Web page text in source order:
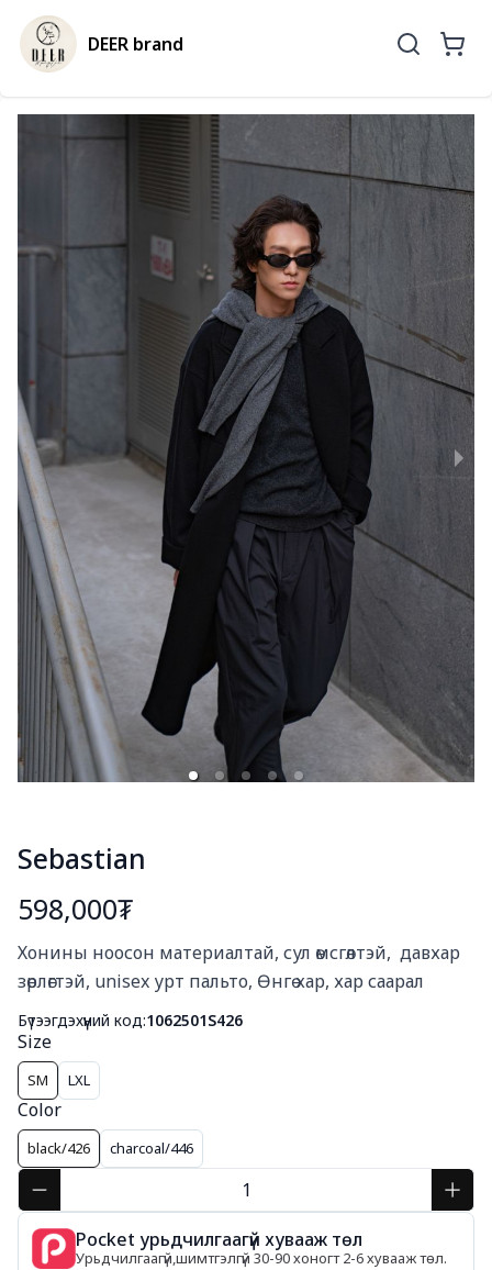
DEER brand
Sebastian
598,000₮
Хонины ноосон материалтай, сул өмсгөлтэй,  давхар
зөрлөгтэй, unisex урт пальто, Өнгө хар, хар саарал
Бүтээгдэхүүний код:1062501S426
Size
SM LXL
Color
black/426 charcoal/446
Pocket урьдчилгаагүй хувааж төл
Урьдчилгаагүй,шимтгэлгүй 30-90 хоногт 2-6 хувааж төл.